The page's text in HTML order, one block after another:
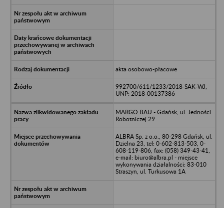
akta osobowo-płacowe
992700/611/1233/2018-SAK-WJ,
UNP: 2018-00137386
MARGO BAU - Gdańsk, ul. Jedności
Robotniczej 29
ALBRA Sp. z o.o., 80-298 Gdańsk, ul.
Dzielna 23, tel: 0-602-813-503, 0-
608-119-806, fax: (058) 349-43-41,
e-mail: biuro@albra.pl - miejsce
wykonywania działalności: 83-010
Straszyn, ul. Turkusowa 1A